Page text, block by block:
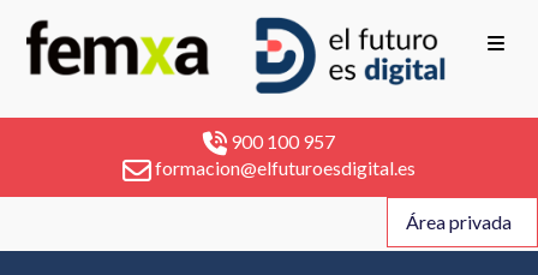
900 100 957
formacion@elfuturoesdigital.es
Área privada